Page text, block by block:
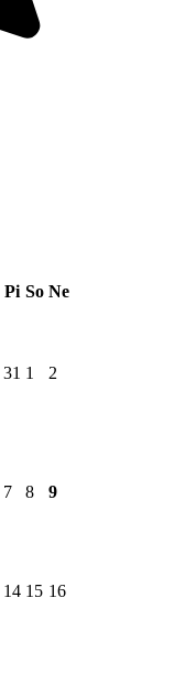
Pi So Ne
31 1 2
7 8 9
14 15 16